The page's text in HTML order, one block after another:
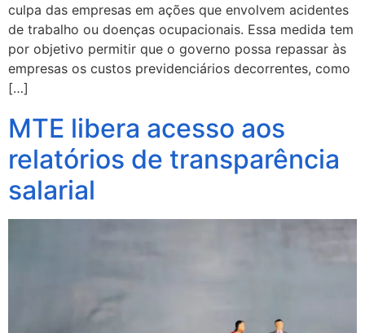
culpa das empresas em ações que envolvem acidentes
de trabalho ou doenças ocupacionais. Essa medida tem
por objetivo permitir que o governo possa repassar às
empresas os custos previdenciários decorrentes, como
[…]
MTE libera acesso aos
relatórios de transparência
salarial